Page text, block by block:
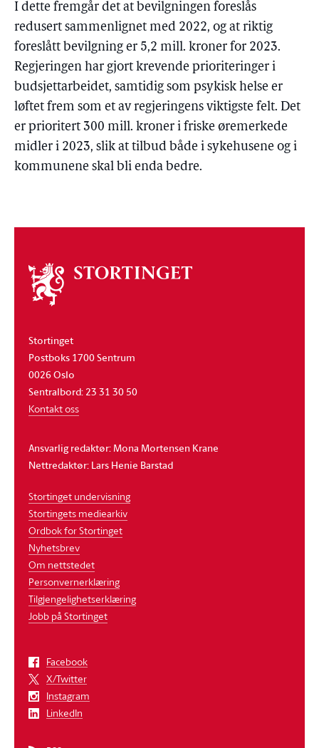
I dette fremgår det at bevilgningen foreslås
redusert sammenlignet med 2022, og at riktig
foreslått bevilgning er 5,2 mill. kroner for 2023.
Regjeringen har gjort krevende prioriteringer i
budsjettarbeidet, samtidig som psykisk helse er
løftet frem som et av regjeringens viktigste felt. Det
er prioritert 300 mill. kroner i friske øremerkede
midler i 2023, slik at tilbud både i sykehusene og i
kommunene skal bli enda bedre.
Om
stortinget
Stortinget
Postboks 1700 Sentrum
0026 Oslo
Sentralbord: 23 31 30 50
Kontakt oss
Ansvarlig redaktør: Mona Mortensen Krane
Nettredaktør: Lars Henie Barstad
Stortinget undervisning
Stortingets mediearkiv
Ordbok for Stortinget
Nyhetsbrev
Om nettstedet
Personvernerklæring
Tilgjengelighetserklæring
Jobb på Stortinget
Facebook
X/Twitter
Instagram
LinkedIn